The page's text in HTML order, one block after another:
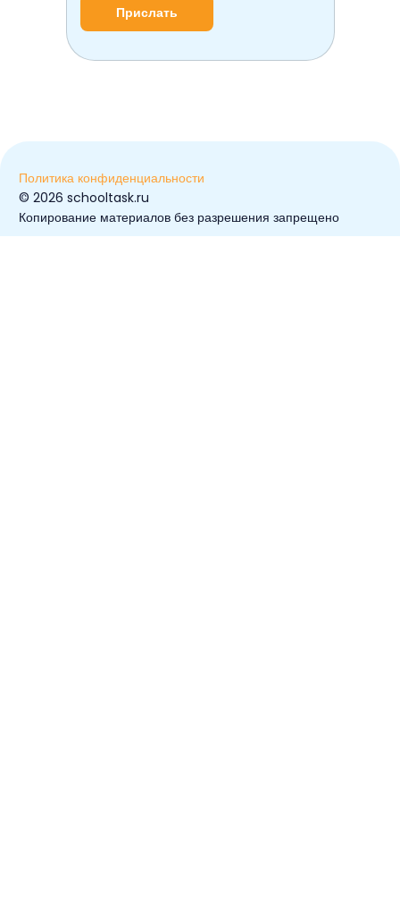
Прислать
© ️2026 schooltask.ru
Копирование материалов без разрешения запрещено
Политика конфиденциальности